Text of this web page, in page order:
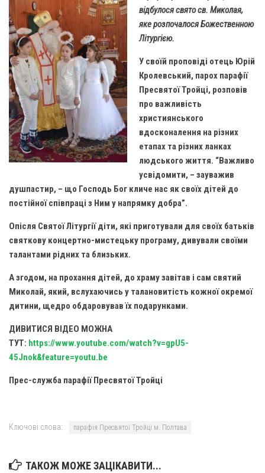
Архистратига Михаїла (м. Люботин)
Покрови Пресвятої Богородиці (с. Вільча)
Преображенська парафія (м. Лозова)
Парафія Благовіщення Пресвятої Богородиці (смт
Золочів)
Парафія Різдва Пресвятої Богородиці м. Берестин
(Красноград)
Парохії Полтавської області
Пресвятої Трійці (м. Полтава)
Всіх Святих українського народу (м. Полтава)
Свято-Юріївська парафія (м. Полтава)
Архистратига Михаїла (с. Пригарівка)
Благовіщення Пресвятої Богородиці (с. Шевченки)
Введення у храм Пресвятої Богородиці (с. Дашківка)
Вознесіння Господнього (м. Кобеляки)
Пророка Іллі (смт. Білики)
Різдва Пресвятої Богородиці (с. Вільховатка)
Св. Апостола Андрія Первозванного (с. Засулля)
Св. Миколая (с. Деменки)
Успіння Пресвятої Богородиці (м. Кременчук)
Парохії Сумської області
Матері Божої Неустанної Помочі (м. Охтирка)
Газета Християнський голос
Надруковані числа
Молитви
Галерея
Рух pro-life
відбулося свято св. Миколая,
яке розпочалося Божественною
Літургією.
У своїй проповіді отець Юрій
Кролевський, парох парафії
Пресвятої Тройці, розповів
про важливість
християнського
вдосконалення на різних
етапах та різних ланках
людського життя. “Важливо
усвідомити, – зауважив
душпастир, – що Господь Бог кличе нас як своїх дітей до
постійної співпраці з Ним у напрямку добра”.
Опісля Святої Літургії діти, які приготували для своїх батьків
святкову концертно-мистецьку програму, дивували своїми
талантами рідних та близьких.
А згодом, на прохання дітей, до храму завітав і сам святий
Миколай, який, вслухаючись у талановитість кожної окремої
дитини, щедро обдаровував їх подарунками.
ДИВИТИСЯ ВІДЕО МОЖНА
ТУТ: https://www.youtube.com/watch?v=gpU5-
45Jnok&feature=youtu.be
Прес-служба парафії Пресвятої Тройці
Ключові слова: парафія Пресвятої Тройці м. Полтава
ТАКОЖ МОЖЕ ЗАЦІКАВИТИ...